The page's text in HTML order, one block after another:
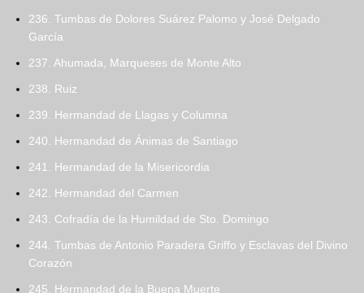
236. Tumbas de Dolores Suárez Palomo y José Delgado
García
237. Ahumada, Marqueses de Monte Alto
238. Ruiz
239. Hermandad de Llagas y Columna
240. Hermandad de Ánimas de Santiago
241. Hermandad de la Misericordia
242. Hermandad del Carmen
243. Cofradía de la Humildad de Sto. Domingo
244. Tumbas de Antonio Paradera Griffo y Esclavas del Divino
Corazón
245. Hermandad de la Buena Muerte